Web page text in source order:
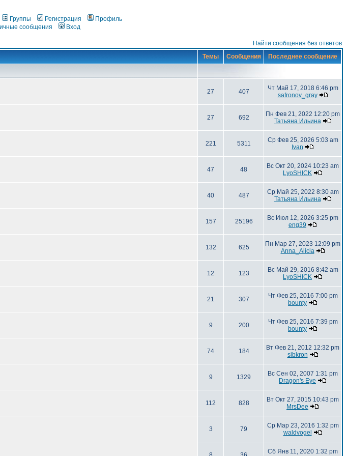
Группы Регистрация
Профиль
сообщения
Вход
Найти сообщения без ответов
Темы Сообщения Последнее сообщение
27 407
Чт Май 17, 2018 6:46 pm
safronov_gray
27 692
Пн Фев 21, 2022 12:20 pm
Татьяна Ильина
221 5311
Ср Фев 25, 2026 5:03 am
Ivan
47 48
Вс Окт 20, 2024 10:23 am
LyoSHICK
40 487
Ср Май 25, 2022 8:30 am
Татьяна Ильина
157 25196
Вс Июл 12, 2026 3:25 pm
eng39
132 625
Пн Мар 27, 2023 12:09 pm
Anna_Alicia
12 123
Вс Май 29, 2016 8:42 am
LyoSHICK
21 307
Чт Фев 25, 2016 7:00 pm
bounty
9 200
Чт Фев 25, 2016 7:39 pm
bounty
74 184
Вт Фев 21, 2012 12:32 pm
sibkron
9 1329
Вс Сен 02, 2007 1:31 pm
Dragon's Eye
112 828
Вт Окт 27, 2015 10:43 pm
MrsDee
3 79
Ср Мар 23, 2016 1:32 pm
waldvogel
Сб Янв 11, 2020 1:32 pm